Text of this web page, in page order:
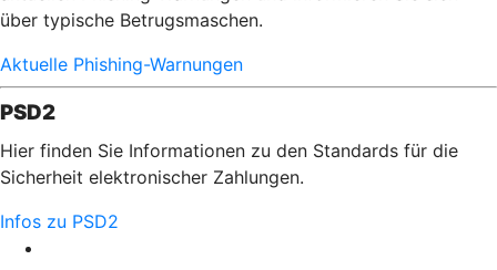
über typische Betrugsmaschen.
Aktuelle Phishing-Warnungen
PSD2
Hier finden Sie Informationen zu den Standards für die
Sicherheit elektronischer Zahlungen.
Infos zu PSD2